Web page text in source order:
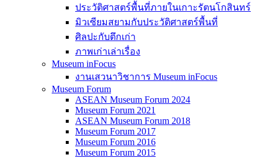
ประวัติศาสตร์พื้นที่ภายในเกาะรัตนโกสินทร์
มิวเซียมสยามกับประวัติศาสตร์พื้นที่
ศิลปะกับตึกเก่า
ภาพเก่าเล่าเรื่อง
Museum inFocus
งานเสวนาวิชาการ Museum inFocus
Museum Forum
ASEAN Museum Forum 2024
Museum Forum 2021
ASEAN Museum Forum 2018
Museum Forum 2017
Museum Forum 2016
Museum Forum 2015